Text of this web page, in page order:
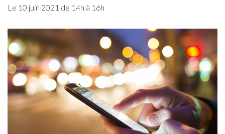
Le 10 juin 2021 de 14h à 16h